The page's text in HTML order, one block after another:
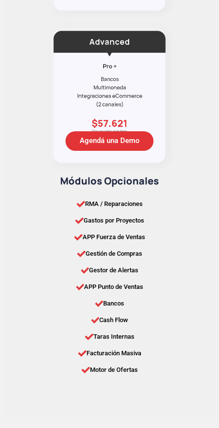
Agendá una Demo
Módulos Opcionales
RMA / Reparaciones
Gastos por Proyectos
APP Fuerza de Ventas
Gestión de Compras
Gestor de Alertas
APP Punto de Ventas
Bancos
Cash Flow
Taras Internas
Facturación Masiva
Motor de Ofertas